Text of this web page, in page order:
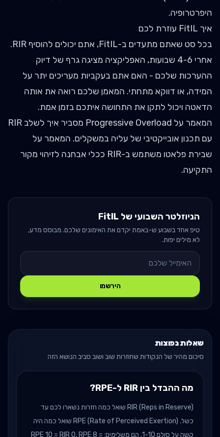
היפרטרופיה.
איך FitIL עוזרת לכם
בכל סט שאתם מתעדים ב-FitIL, אתם יכולים להוסיף RIR.
אחרי 4-6 שבועות, האפליקציה מציגה גרף של דיוק
ההערכות שלכם - האם אתם בעקביות מעריכים יתר על
המידה, או דווקא מתחתי. המאמן שלכם רואה את אותה
הדאטה ויכול לתקן את התחושה איתכם בזמן אמת.
המאמר על Progressive Overload
מסביר איך לשלב RIR
עם תכנון אובייקטיבי של עליה במשקלים. המאמר על
שבירת פלאטו
משתמש ב-RIR ככלי אבחנה לזיהוי מקור
התקיעה.
הניוזלטר השבועי של FitIL
טיפ אחד בשבוע ש-באמת יקדם את האימונים שלכם. מבוסס מדע,
לא מילים יפות.
הירשמו
שאלות נפוצות
סיכום מהיר של הנקודות שחוזרות שוב ושוב סביב הנושא הזה
מה ההבדל בין RIR ל-RPE?
RIR (Reps in Reserve) שואל כמה חזרות נשארו לכם עד
כשל. RPE (Rate of Perceived Exertion) שואל כמה היה
קשה על סולם 1-10. הם משלימים: RPE 10 = RIR 0, RPE 8 =